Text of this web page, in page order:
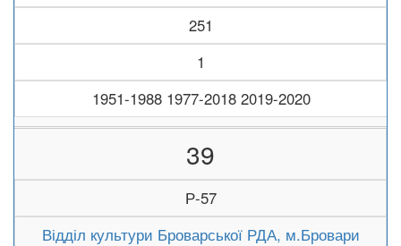
251
1
1951-1988 1977-2018 2019-2020
39
Р-57
Відділ культури Броварської РДА, м.Бровари